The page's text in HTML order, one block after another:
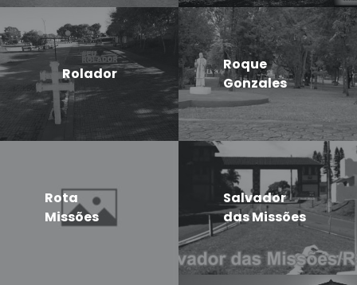
Rolador
Roque
Gonzales
Rota
Missões
Salvador
das Missões